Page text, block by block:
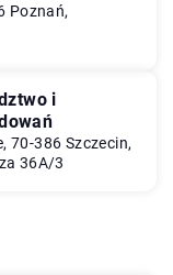
Poznań,
i
70-386 Szczecin,
36A/3